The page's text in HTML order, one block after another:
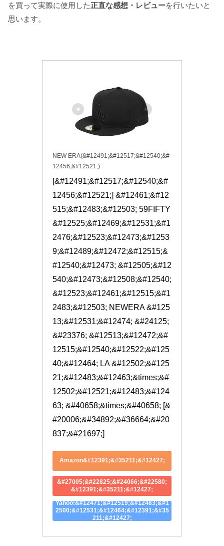
を買って実際に使用した正直な感想・レビューを行いたいと
思います。
NEW ERA(&#12491;&#12517;&#12540;&#
12456;&#12521;)
[&#12491;&#12517;&#12540;&#
12456;&#12521;] &#12461;&#12
515;&#12483;&#12503; 59FIFTY
&#12525;&#12469;&#12531;&#1
2476;&#12523;&#12473;&#1253
9;&#12489;&#12472;&#12515;&
#12540;&#12473; &#12505;&#12
540;&#12473;&#12508;&#12540;
&#12523;&#12461;&#12515;&#1
2483;&#12503; NEWERA &#125
13;&#12531;&#12474; &#24125;
&#23376; &#12513;&#12472;&#
12515;&#12540;&#12522;&#125
40;&#12464; LA &#12502;&#125
21;&#12483;&#12463;&times;&#
12502;&#12521;&#12483;&#124
63; &#40658;&times;&#40658; [&
#20006;&#34892;&#36664;&#20
837;&#21697;]
Amazon&#12391;&#35211;&#12427;
&#27005;&#22825;&#24066;&#22580;
&#12391;&#35211;&#12427;
Yahoo!&#12471;&#12519;&#12483;&#1
2500;&#12531;&#12464;&#12391;&#35
211;&#12427;